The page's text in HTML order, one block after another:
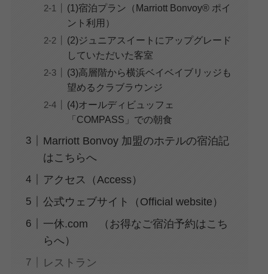
(1)宿泊プラン（Marriott Bonvoy® ポイ
ント利用）
(2)ジュニアスイートにアップグレード
していただいた客室
(3)高層階から横浜ベイベイブリッジも
望めるクラブラウンジ
(4)オールディビュッフェ
「COMPASS」での朝食
Marriott Bonvoy 加盟のホテルの宿泊記
はこちらへ
アクセス（Access）
公式ウェブサイト（Official website）
一休.com （お得なご宿泊予約はこち
らへ）
レストラン